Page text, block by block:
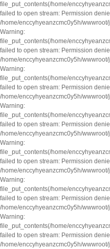
file_put_contents(/home/
failed to open stream: Permission
/home/enccyhyeanzcmc0y5h/
Warning:
file_put_contents(/home/
failed to open stream: Permission
/home/enccyhyeanzcmc0y5h/
Warning:
file_put_contents(/home/
failed to open stream: Permission
/home/enccyhyeanzcmc0y5h/
Warning:
file_put_contents(/home/
failed to open stream: Permission
/home/enccyhyeanzcmc0y5h/
Warning:
file_put_contents(/home/
failed to open stream: Permission
/home/enccyhyeanzcmc0y5h/
Warning:
file_put_contents(/home/
failed to open stream: Permission
/home/enccyhyeanzcmc0y5h/
Warning:
file_put_contents(/home/
failed to open stream: Permission
/home/enccyhyeanzcmc0y5h/